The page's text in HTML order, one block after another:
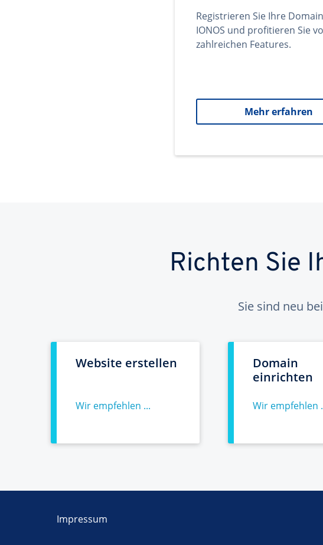
Registrieren Sie Ihre
IONOS und profitieren Sie
zahlreichen Features.
Mehr erfahren
Richten Sie
Sie sind neu
Website erstellen
Wir empfehlen ...
Domain
einrichten
Wir empfehlen
Impressum